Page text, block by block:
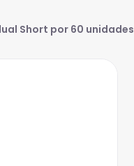
Short por 60 unidades